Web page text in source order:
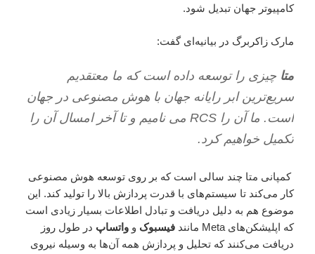
کامپیوتر جهان تبدیل شود.
مارک زاکربرگ در بیانیه‌ای گفت:
متا چیزی را توسعه داده است که ما معتقدیم
سریع‌ترین ابر رایانه جهان با هوش مصنوعی در جهان
است. ما آن را RCS می نامیم و تا آخر امسال آن را
تکمیل خواهیم کرد.
کمپانی متا چند سالی است که بر روی توسعه هوش مصنوعی
کار می‌کند تا سیستم‌های با قدرت پردازش بالا را تولید کند. این
موضوع هم به دلیل دریافت و تبادل اطلاعات بسیار زیادی است
که اپلیشکن‌های Meta مانند
فیسبوک و واتساپ در طول روز
دریافت می‌کنند که تحلیل و پردازش همه آن‌ها به وسیله نیروی